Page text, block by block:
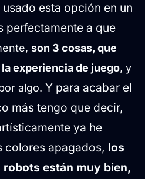
esta opción en un
perfectamente a que
son 3 cosas, que
experiencia de juego, y
algo. Y para acabar el
más tengo que decir,
ya he
colores apagados, los
están muy bien,